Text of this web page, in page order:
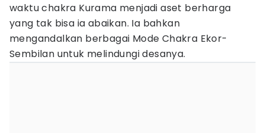
waktu chakra Kurama menjadi aset berharga
yang tak bisa ia abaikan. Ia bahkan
mengandalkan berbagai Mode Chakra Ekor-
Sembilan untuk melindungi desanya.